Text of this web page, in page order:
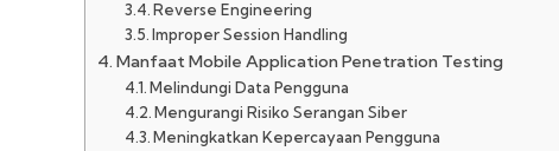
Reverse Engineering
Improper Session Handling
Manfaat Mobile Application Penetration Testing
Melindungi Data Pengguna
Mengurangi Risiko Serangan Siber
Meningkatkan Kepercayaan Pengguna